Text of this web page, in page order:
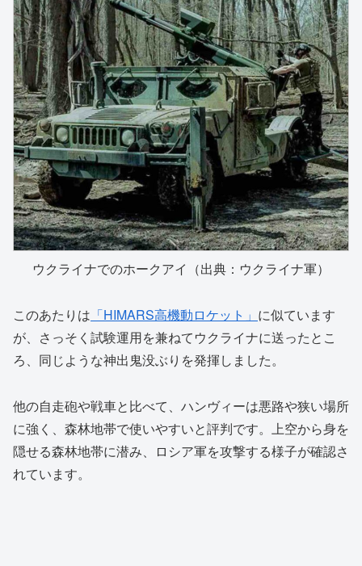
ウクライナでのホークアイ（出典：ウクライナ軍）
このあたりは 「HIMARS高機動ロケット」 に似ています
が、さっそく試験運用を兼ねてウクライナに送ったとこ
ろ、同じような神出鬼没ぶりを発揮しました。
他の自走砲や戦車と比べて、ハンヴィーは悪路や狭い場所
に強く、森林地帯で使いやすいと評判です。上空から身を
隠せる森林地帯に潜み、ロシア軍を攻撃する様子が確認さ
れています。